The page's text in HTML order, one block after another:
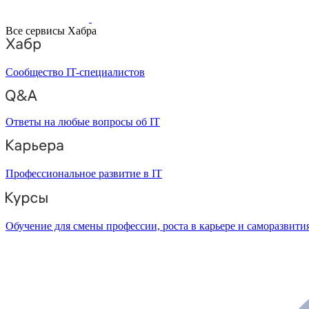
Все сервисы Хабра
Сообщество IT-специалистов
Ответы на любые вопросы об IT
Профессиональное развитие в IT
Обучение для смены профессии, роста в карьере и